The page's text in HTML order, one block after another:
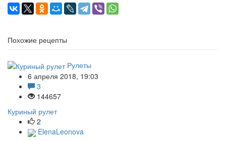
Похожие рецепты
Рулеты
6 апреля 2018, 19:03
3
144657
Куриный рулет
2
ElenaLeonova